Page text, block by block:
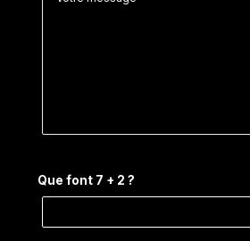
Que font 7 + 2 ?